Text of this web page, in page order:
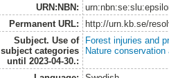
URN:NBN:
Permanent URL:
http://urn.kb.se/
Subject. Use of
subject categories
until 2023-04-30.:
Forest injuries and
Nature